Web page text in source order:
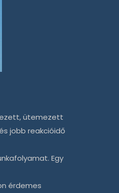
ütemezett
jobb reakcióidő
Egy
érdemes